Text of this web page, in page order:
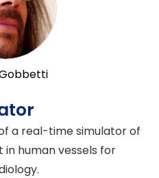
a real-time simulator of
human vessels for